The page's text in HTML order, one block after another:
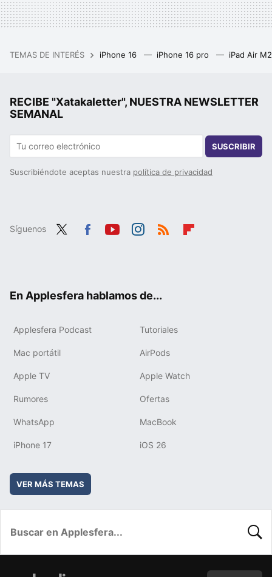
TEMAS DE INTERÉS iPhone 16 iPhone 16 pro iPad Air
RECIBE "Xatakaletter", NUESTRA NEWSLETTER
SEMANAL
SUSCRIBIR
Suscribiéndote aceptas nuestra política de privacidad
Síguenos
En Applesfera hablamos de...
Applesfera Podcast Tutoriales
Mac portátil AirPods
Apple TV Apple Watch
Rumores Ofertas
WhatsApp MacBook
iPhone 17 iOS 26
VER MÁS TEMAS